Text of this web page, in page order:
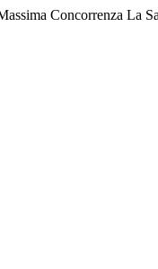
Concorrenza La